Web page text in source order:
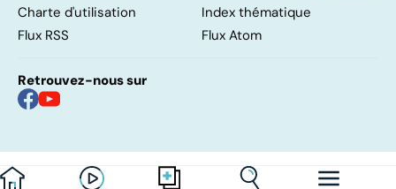
Charte d'utilisation
Index thématique
Flux RSS
Flux Atom
Retrouvez-nous sur